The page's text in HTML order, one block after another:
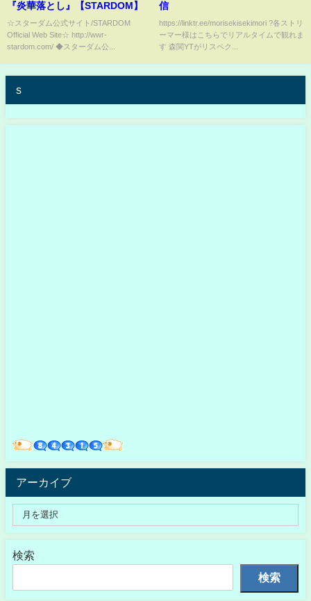
『炎華落とし』【STARDOM】
☆スターダム公式サイト/STARDOM
Official Web Site☆ http://wwr-
stardom.com/ ◆スターダム公...
信
https://linktr.ee/morisekisekimori ?各ストリ
ーマー様はこちらでリアルタイムで観れま
す 森関YTがリスペク...
s
アーカイブ
検索
検索